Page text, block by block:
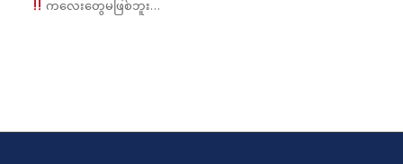
ကလေးတွေမဖြစ်ဘူး…